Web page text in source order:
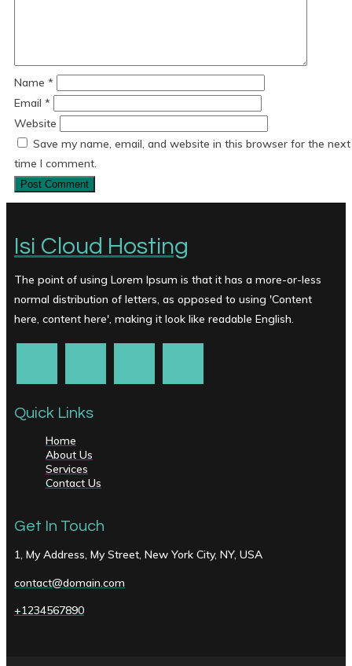
Name *
Email *
Website
Save my name, email, and website in this browser for the next
time I comment.
Isi Cloud Hosting
The point of using Lorem Ipsum is that it has a more-or-less
normal distribution of letters, as opposed to using 'Content
here, content here', making it look like readable English.
Quick Links
Home
About Us
Services
Contact Us
Get In Touch
1, My Address, My Street, New York City, NY, USA
contact@domain.com
+1234567890